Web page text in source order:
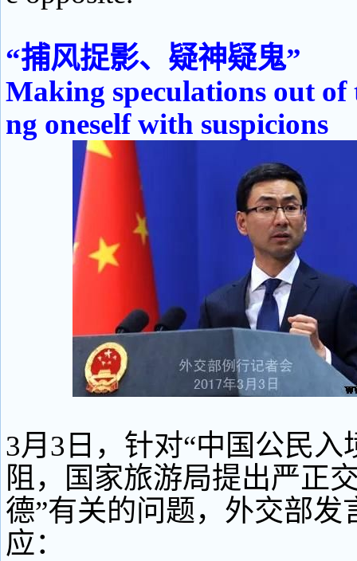
“捕风捉影、疑神疑鬼”
Making speculations out
ng oneself with suspicions
3月3日，针对“中国公民入
阻，国家旅游局提出严正
德”有关的问题，外交部发
应：